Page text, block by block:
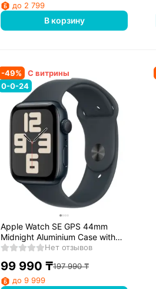
до 2 799
В корзину
-49%
С витрины
0-0-24
Apple Watch SE GPS 44mm
Midnight Aluminium Case with
Midnight Sport Band - M/L
Нет отзывов
99 990 ₸197 990₸
до 9 999